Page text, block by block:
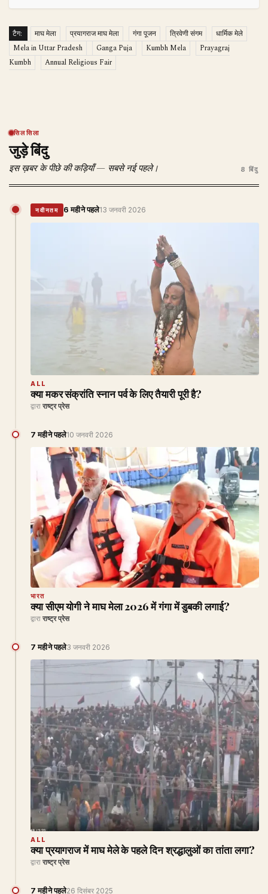
टैग: माघ मेला प्रयागराज माघ मेला गंगा पूजन त्रिवेणी संगम
धार्मिक मेले
Mela in Uttar Pradesh
Ganga Puja Kumbh Mela
Prayagraj
Kumbh
Annual Religious Fair
सिलसिला
जुड़े बिंदु
इस ख़बर के पीछे की कड़ियाँ — सबसे नई पहले। 8 बिंदु
नवीनतम 6 महीने पहले13 जनवरी 2026
ALL
क्या मकर संक्रांति स्नान पर्व के लिए तैयारी पूरी है?
द्वारा राष्ट्र प्रेस
7 महीने पहले10 जनवरी 2026
भारत
क्या सीएम योगी ने माघ मेला 2026 में गंगा में डुबकी लगाई?
द्वारा राष्ट्र प्रेस
7 महीने पहले3 जनवरी 2026
ALL
क्या प्रयागराज में माघ मेले के पहले दिन श्रद्धालुओं का तांता लगा?
द्वारा राष्ट्र प्रेस
7 महीने पहले26 दिसंबर 2025